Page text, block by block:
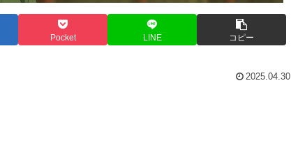
Pocket LINE コピー
2025.04.30